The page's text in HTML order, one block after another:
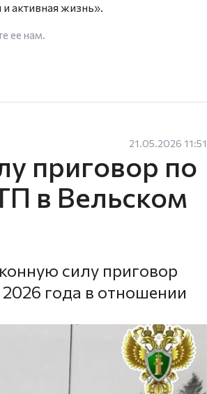
активная жизнь».
ее нам.
21.05.2026 11:51
приговор по
в Вельском
силу приговор
года в отношении